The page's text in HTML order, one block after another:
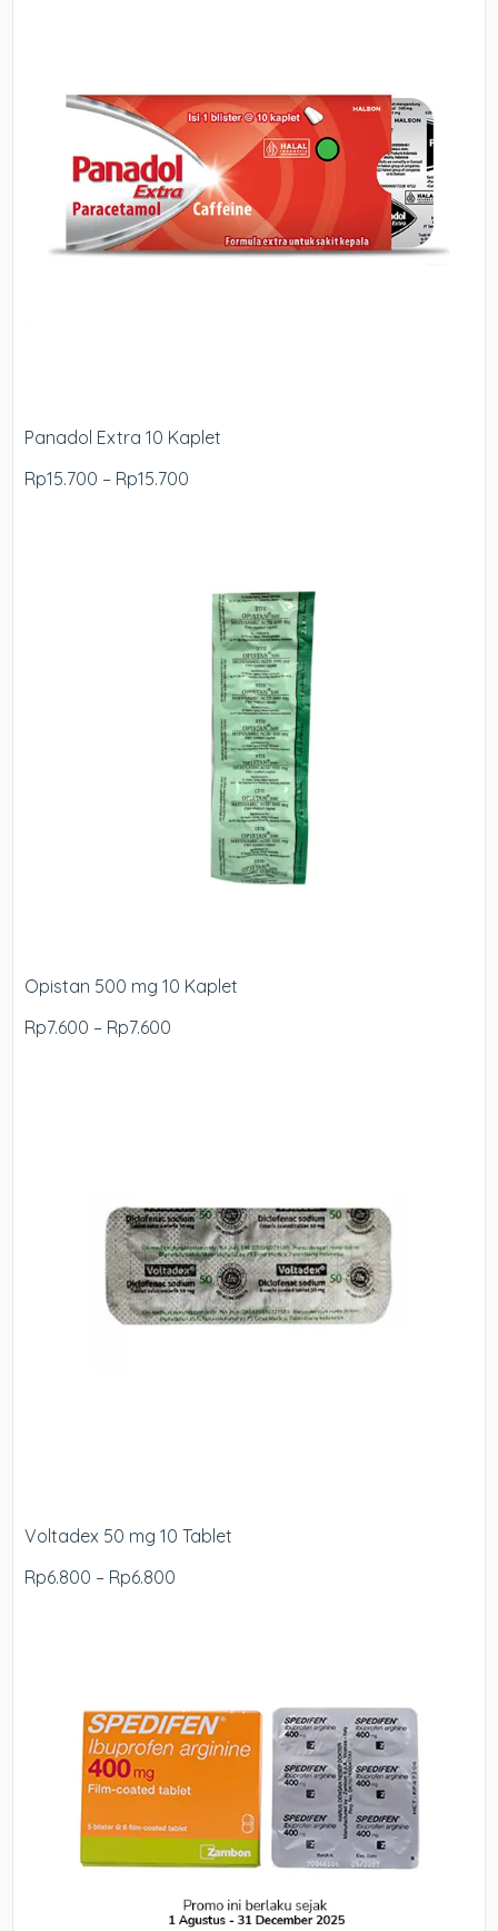
Panadol Extra 10 Kaplet
Rp15.700 – Rp15.700
Opistan 500 mg 10 Kaplet
Rp7.600 – Rp7.600
Voltadex 50 mg 10 Tablet
Rp6.800 – Rp6.800